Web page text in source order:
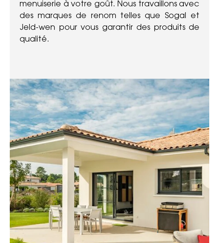
menuiserie à votre goût. Nous travaillons avec
des marques de renom telles que Sogal et
Jeld-wen pour vous garantir des produits de
qualité.